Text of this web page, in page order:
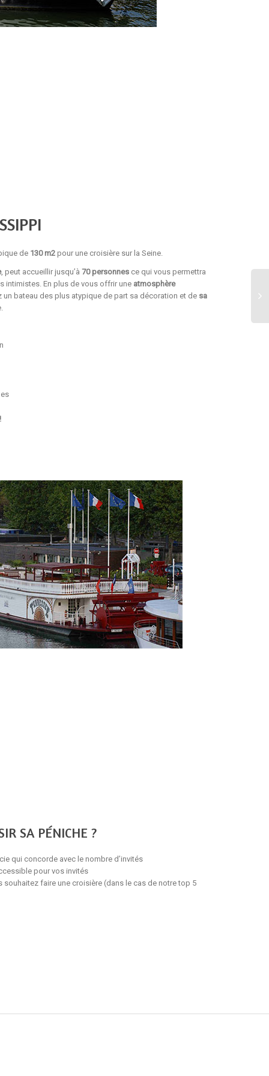
de 130 m2 pour une croisière sur la Seine.
, peut accueillir jusqu’à 70 personnes ce qui vous permettra
intimistes. En plus de vous offrir une atmosphère
un bateau des plus atypique de part sa décoration et de sa
SA PÉNICHE ?
qui concorde avec le nombre d’invités
pour vos invités
souhaitez faire une croisière (dans le cas de notre top 5